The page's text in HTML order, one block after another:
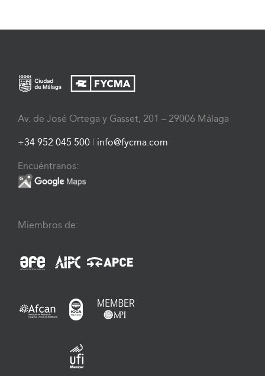
Av. de José Ortega y Gasset, 201 – 29006 Málaga
+34 952 045 500 | info@fycma.com
Encuéntranos:
Miembros de: